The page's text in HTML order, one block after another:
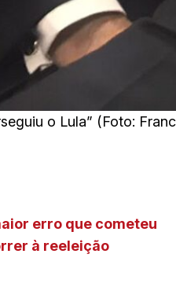
o Lula” (Foto:
erro que cometeu
à reeleição